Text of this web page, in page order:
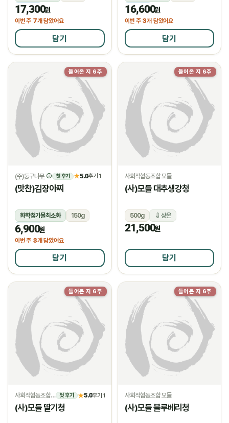
냉장
17,300원
이번 주 7개 담았어요
담기
냉장
16,600원
이번 주 3개 담았어요
담기
들어온 지 6주
(주)둥구나무 첫 후기 ★5.0후기 1
(맛찬)김장아찌
화학첨가물최소화
150g
냉장
6,900원
이번 주 3개 담았어요
담기
들어온 지 6주
사회적협동조합 모들
(사)모들 대추생강청
500g 상온
21,500원
담기
들어온 지 6주
사회적협동조합 모들 첫 후기 ★5.0후기 1
(사)모들 딸기청
들어온 지 6주
사회적협동조합 모들
(사)모들 블루베리청